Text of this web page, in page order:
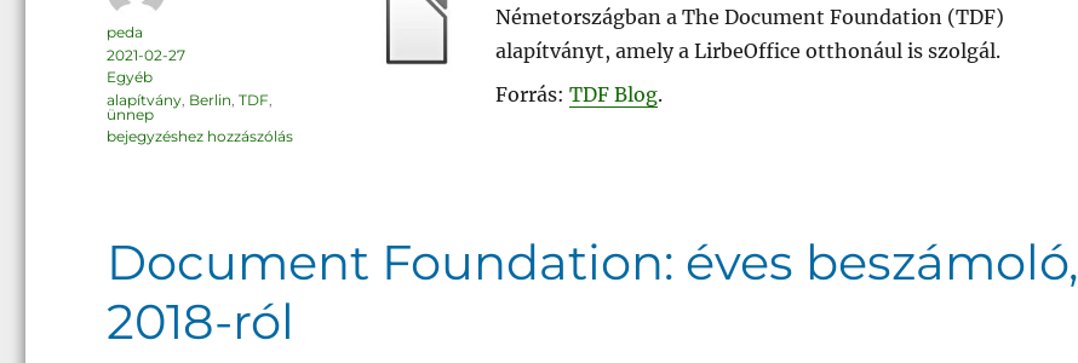
Németországban a The Document Foundation (TDF)
alapítványt, amely a LirbeOffice otthonául is szolgál.
Forrás: TDF Blog.
Szerző
peda
Közzétéve
2021-02-27
Kategória
Egyéb
Címke
alapítvány Berlin ,TDF
ünnep
9
éves
bejegyzéshez hozzászólás
Document Foundation: éves beszámoló,
2018-ról